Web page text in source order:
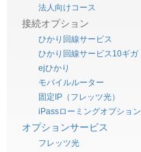
法人向けコース
接続オプション
ひかり回線サービス
ひかり回線サービス10ギガ
ejひかり
モバイルルーター
固定IP（フレッツ光）
iPassローミングオプション
オプションサービス
フレッツ光